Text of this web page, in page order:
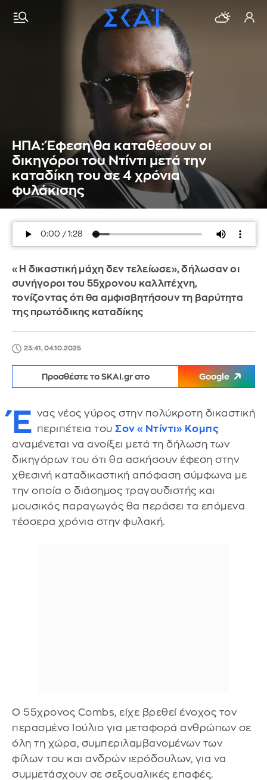
ΗΠΑ: Έφεση θα καταθέσουν οι
δικηγόροι του Ντίντι μετά την
καταδίκη του σε 4 χρόνια
φυλάκισης
«Η δικαστική μάχη δεν τελείωσε», δήλωσαν οι
συνήγοροι του 55χρονου καλλιτέχνη,
τονίζοντας ότι θα αμφισβητήσουν τη βαρύτητα
της πρωτόδικης καταδίκης
23:41, 04.10.2025
Προσθέστε το SKAI.gr στο Google
Έ νας νέος γύρος στην πολύκροτη δικαστική
περιπέτεια του Σον «Ντίντι» Κομπς
αναμένεται να ανοίξει μετά τη δήλωση των
δικηγόρων του ότι θα ασκήσουν έφεση στην
χθεσινή καταδικαστική απόφαση σύμφωνα με
την οποία ο διάσημος τραγουδιστής και
μουσικός παραγωγός θα περάσει τα επόμενα
τέσσερα χρόνια στην φυλακή.
Ο 55χρονος Combs, είχε βρεθεί ένοχος τον
περασμένο Ιούλιο για μεταφορά ανθρώπων σε
όλη τη χώρα, συμπεριλαμβανομένων των
φίλων του και ανδρών ιερόδουλων, για να
συμμετάσχουν σε σεξουαλικές επαφές.